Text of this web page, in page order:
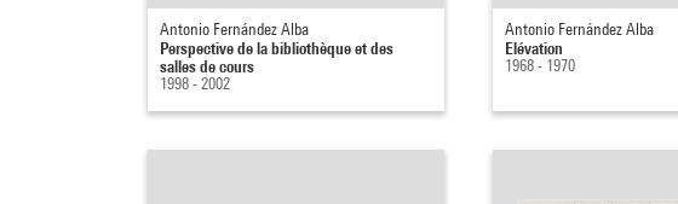
Antonio Fernández Alba
Perspective de la bibliothèque et des
salles de cours
1998 - 2002
Antonio Fernández Alba
Elévation
1968 - 1970